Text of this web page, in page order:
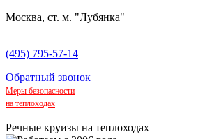
Москва, ст. м. "Лубянка"
(495) 795-57-14
Обратный звонок
Меры безопасности
на теплоходах
Речные круизы на теплоходах